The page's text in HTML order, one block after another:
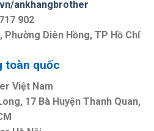
ankhangbrother
902
Phường Diên Hồng, TP Hồ Chí
toàn quốc
Việt Nam
17 Bà Huyện Thanh Quan,